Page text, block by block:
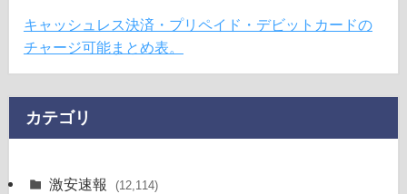
キャッシュレス決済・プリペイド・デビットカードの
チャージ可能まとめ表。
カテゴリ
激安速報 (12,114)